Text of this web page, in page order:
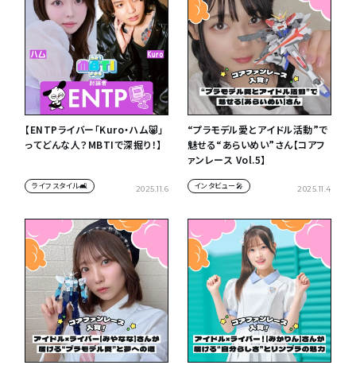
【ENTPライバー「Kuro・ハム🐷」
ってどんな人？MBTIで深掘り！】
ライフスタイル🛋 2025.11.6
“プラモデル愛とアイドル活動”で
魅せる“あらいめい”さん【コアフ
ァンレース Vol.5】
インタビュー🎤 2025.11.4